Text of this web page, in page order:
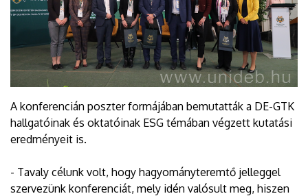
A konferencián poszter formájában bemutatták a DE-GTK
hallgatóinak és oktatóinak ESG témában végzett kutatási
eredményeit is.
- Tavaly célunk volt, hogy hagyományteremtő jelleggel
szervezünk konferenciát, mely idén valósult meg, hiszen